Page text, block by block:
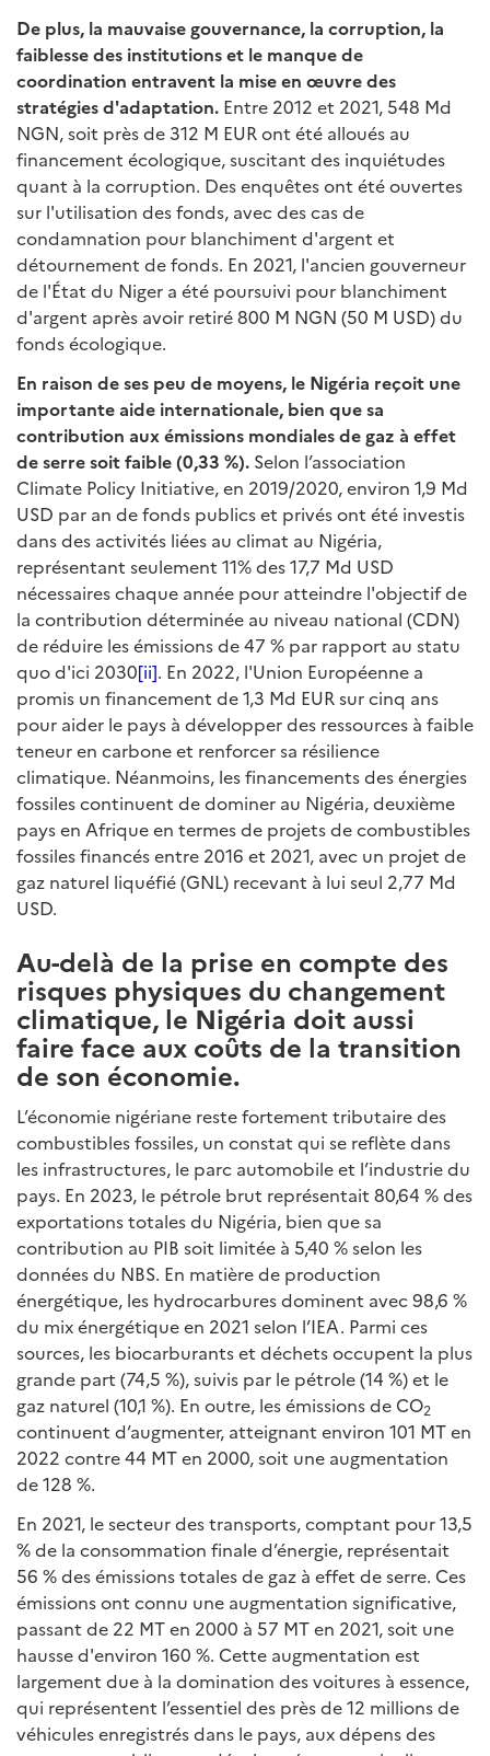
De plus, la mauvaise gouvernance, la corruption, la
faiblesse des institutions et le manque de
coordination entravent la mise en œuvre des
stratégies d'adaptation. Entre 2012 et 2021, 548 Md
NGN, soit près de 312 M EUR ont été alloués au
financement écologique, suscitant des inquiétudes
quant à la corruption. Des enquêtes ont été ouvertes
sur l'utilisation des fonds, avec des cas de
condamnation pour blanchiment d'argent et
détournement de fonds. En 2021, l'ancien gouverneur
de l'État du Niger a été poursuivi pour blanchiment
d'argent après avoir retiré 800 M NGN (50 M USD) du
fonds écologique.
En raison de ses peu de moyens, le Nigéria reçoit une
importante aide internationale, bien que sa
contribution aux émissions mondiales de gaz à effet
de serre soit faible (0,33 %). Selon l’association
Climate Policy Initiative, en 2019/2020, environ 1,9 Md
USD par an de fonds publics et privés ont été investis
dans des activités liées au climat au Nigéria,
représentant seulement 11% des 17,7 Md USD
nécessaires chaque année pour atteindre l'objectif de
la contribution déterminée au niveau national (CDN)
de réduire les émissions de 47 % par rapport au statu
quo d'ici 2030[ii]. En 2022, l'Union Européenne a
promis un financement de 1,3 Md EUR sur cinq ans
pour aider le pays à développer des ressources à faible
teneur en carbone et renforcer sa résilience
climatique. Néanmoins, les financements des énergies
fossiles continuent de dominer au Nigéria, deuxième
pays en Afrique en termes de projets de combustibles
fossiles financés entre 2016 et 2021, avec un projet de
gaz naturel liquéfié (GNL) recevant à lui seul 2,77 Md
USD.
Au-delà de la prise en compte des
risques physiques du changement
climatique, le Nigéria doit aussi
faire face aux coûts de la transition
de son économie.
L’économie nigériane reste fortement tributaire des
combustibles fossiles, un constat qui se reflète dans
les infrastructures, le parc automobile et l’industrie du
pays. En 2023, le pétrole brut représentait 80,64 % des
exportations totales du Nigéria, bien que sa
contribution au PIB soit limitée à 5,40 % selon les
données du NBS. En matière de production
énergétique, les hydrocarbures dominent avec 98,6 %
du mix énergétique en 2021 selon l’IEA. Parmi ces
sources, les biocarburants et déchets occupent la plus
grande part (74,5 %), suivis par le pétrole (14 %) et le
gaz naturel (10,1 %). En outre, les émissions de CO2
continuent d’augmenter, atteignant environ 101 MT en
2022 contre 44 MT en 2000, soit une augmentation
de 128 %.
En 2021, le secteur des transports, comptant pour 13,5
% de la consommation finale d’énergie, représentait
56 % des émissions totales de gaz à effet de serre. Ces
émissions ont connu une augmentation significative,
passant de 22 MT en 2000 à 57 MT en 2021, soit une
hausse d'environ 160 %. Cette augmentation est
largement due à la domination des voitures à essence,
qui représentent l’essentiel des près de 12 millions de
véhicules enregistrés dans le pays, aux dépens des